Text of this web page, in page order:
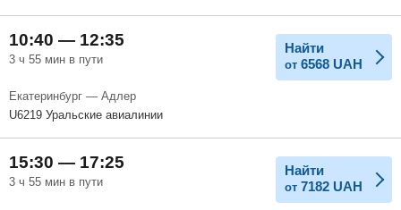
10:40 — 12:35
3 ч 55 мин в пути
Найти
от 6568 UAH
Екатеринбург — Адлер
U6219 Уральские авиалинии
15:30 — 17:25
3 ч 55 мин в пути
Найти
от 7182 UAH